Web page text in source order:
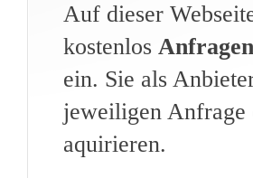
Auf dieser
kostenlos Anfragen
ein. Sie als
jeweiligen Anfrage
aquirieren.